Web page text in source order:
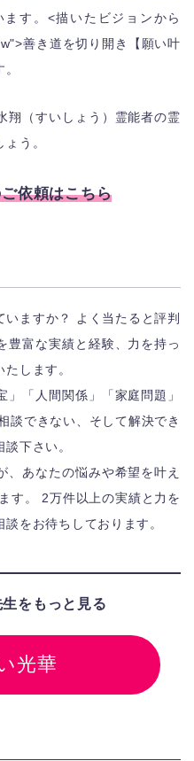
す。<描いたビジョンから
善き道を切り開き【願い叶
翔（すいしょう）霊能者の霊
う。
依頼はこちら
ますか？ よく当たると評判
豊富な実績と経験、力を持っ
します。
」「人間関係」「家庭問題」
談できない、そして解決でき
下さい。
、あなたの悩みや希望を叶え
す。 2万件以上の実績と力を
をお待ちしております。
をもっと見る
光華